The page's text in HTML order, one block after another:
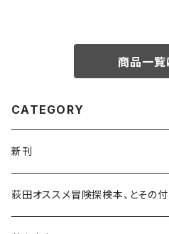
商品一覧
CATEGORY
新刊
和書
荻田オススメ冒険探検本、とその